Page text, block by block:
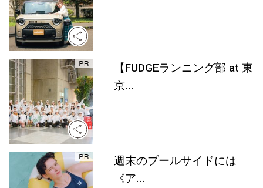
【FUDGEランニング部 at 東
京...
週末のプールサイドには
《ア...